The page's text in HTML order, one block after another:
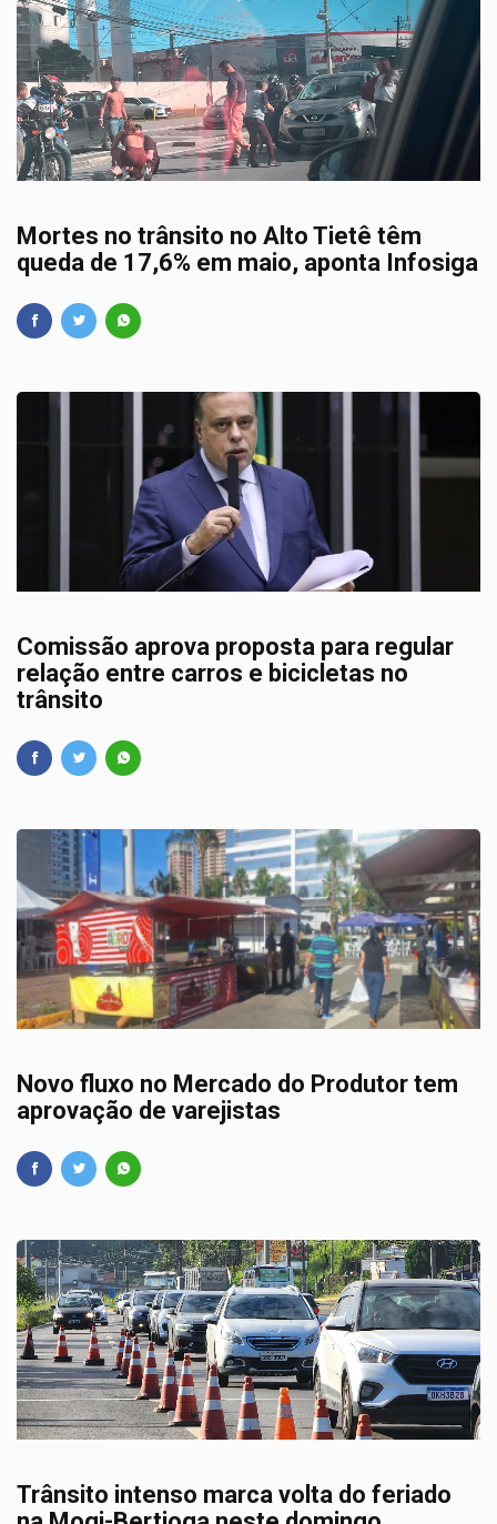
Mortes no trânsito no Alto Tietê têm
queda de 17,6% em maio, aponta Infosiga
Comissão aprova proposta para regular
relação entre carros e bicicletas no
trânsito
Novo fluxo no Mercado do Produtor tem
aprovação de varejistas
Trânsito intenso marca volta do feriado